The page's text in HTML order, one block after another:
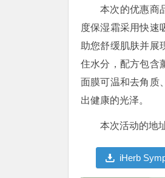
本次的优惠商
度保湿霜采用快速
助您舒缓肌肤并展
住水分，配方包含
面膜可温和去角质
出健康的光泽。
本次活动的地
iHerb